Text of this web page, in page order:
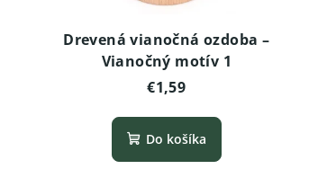
Drevená vianočná ozdoba –
Vianočný motív 1
€1,59
Do košíka